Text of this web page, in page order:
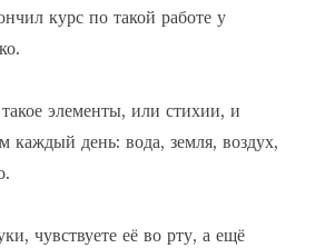
курс по такой работе у
элементы, или стихии, и
каждый день: вода, земля, воздух,
чувствуете её во рту, а ещё